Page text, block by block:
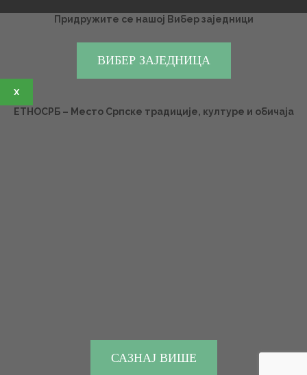
Придружите се нашој Вибер заједници
ВИБЕР ЗАЈЕДНИЦА
X
ЕТНОСРБ – Место Српске традиције, културе и обичаја
САЗНАЈ ВИШЕ